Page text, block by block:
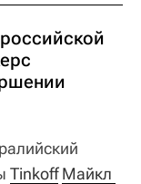
Tinkoff Майкл